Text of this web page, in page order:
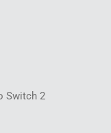
Switch 2